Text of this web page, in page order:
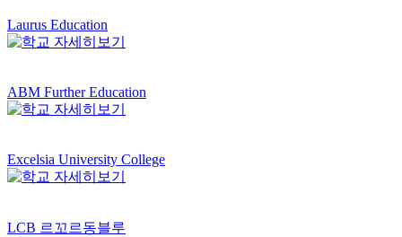
Laurus Education
ABM Further Education
Excelsia University College
LCB 르꼬르동블루